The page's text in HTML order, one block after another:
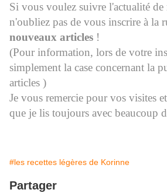
Si vous voulez suivre l'actualité de
n'oubliez pas de vous inscrire à la
nouveaux articles !
(Pour information, lors de votre
simplement la case concernant la
articles )
Je vous remercie pour vos visites
que je lis toujours avec beaucoup
#les recettes légères de Korinne
Partager